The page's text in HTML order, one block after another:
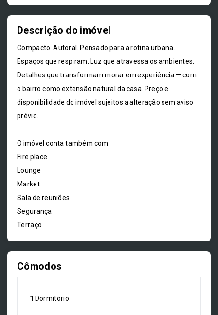
Descrição do imóvel
Compacto. Autoral. Pensado para a rotina urbana.
Espaços que respiram. Luz que atravessa os ambientes.
Detalhes que transformam morar em experiência — com
o bairro como extensão natural da casa. Preço e
disponibilidade do imóvel sujeitos a alteração sem aviso
prévio.
O imóvel conta também com:
Fire place
Lounge
Market
Sala de reuniões
Segurança
Terraço
Cômodos
1 Dormitório